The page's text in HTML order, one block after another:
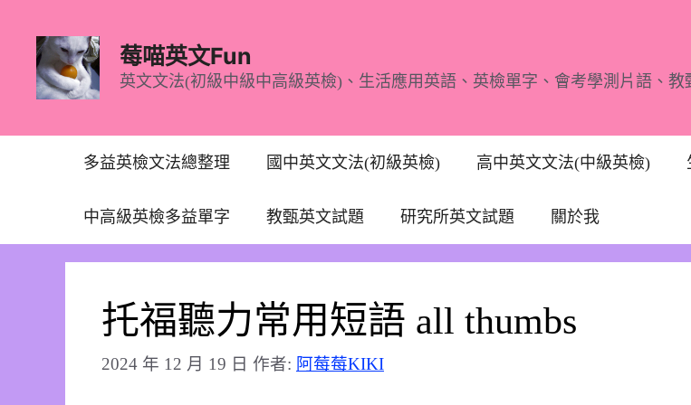
內
莓喵英文Fun
英文文法(初級中級中高級英檢)、生活應用英語、英檢單字、會考學測片語、教
多益英檢文法總整理 國中英文文法(初級英檢) 高中英文文法(中級英檢)
中高級英檢多益單字 教甄英文試題 研究所英文試題 關於我
托福聽力常用短語 all thumbs
2024 年 12 月 19 日 作者: 阿莓莓KIKI